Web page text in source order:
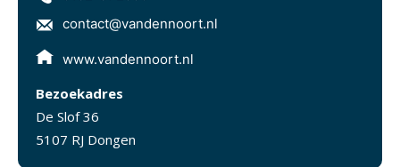
contact@vandennoort.nl
www.vandennoort.nl
Bezoekadres
De Slof 36
5107 RJ Dongen